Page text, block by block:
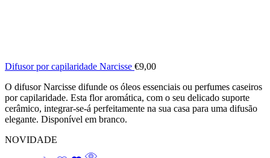
Difusor por capilaridade Narcisse €9,00
O difusor Narcisse difunde os óleos essenciais ou perfumes caseiros
por capilaridade. Esta flor aromática, com o seu delicado suporte
cerâmico, integrar-se-á perfeitamente na sua casa para uma difusão
elegante. Disponível em branco.
NOVIDADE